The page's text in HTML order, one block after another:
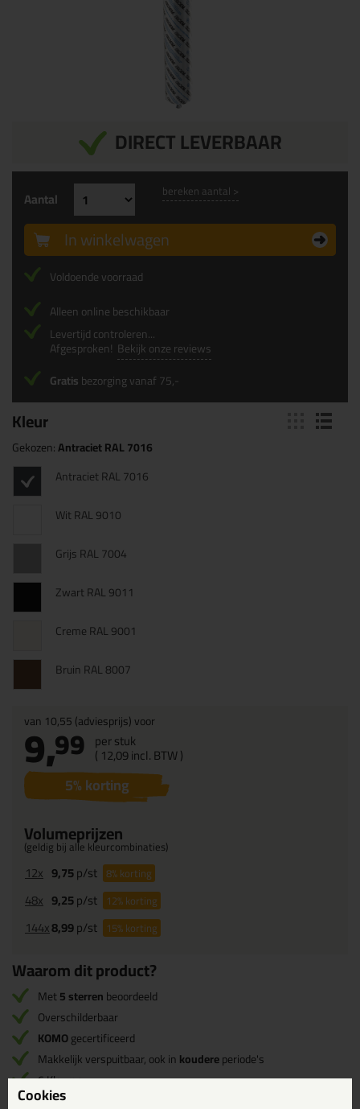
DIRECT LEVERBAAR
Kleur
Gekozen:Antraciet RAL 7016
Antraciet RAL 7016
Wit RAL 9010
Grijs RAL 7004
Zwart RAL 9011
Creme RAL 9001
Bruin RAL 8007
van 10,55(adviesprijs) voor
9,99 per stuk
( 12,09incl. BTW )
5% korting
Volumeprijzen
(geldig bij alle kleurcombinaties)
12x 9,75p/st 8%korting
48x 9,25p/st 12%korting
144x8,99p/st 15%korting
Aantal bereken aantal >
In winkelwagen
Voldoende voorraad
Alleen online beschikbaar
Levertijd controleren...
Afgesproken! Bekijk onze reviews
Gratisbezorging vanaf 75,-
Waarom dit product?
Met5 sterrenbeoordeeld
Overschilderbaar
KOMOgecertificeerd
Makkelijk verspuitbaar, ook inkoudereperiode's
6 Kleuren
Cookies